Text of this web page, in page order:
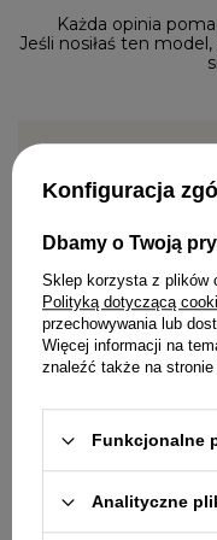
Każda opinia
Jeśli nosiłaś ten
Bardzo szybki
żywo wydaje się
KINGA, WROCŁAW
Konfiguracja
Dbamy o Twoją
Sklep korzysta z plików
Polityką dotyczącą
przechowywania lub
Więcej informacji na
znaleźć także na stronie
Funkcjonalne
Analityczne